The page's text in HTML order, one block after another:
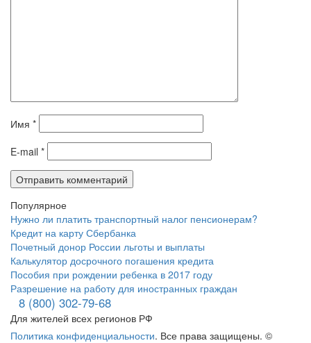
Имя *
E-mail *
Популярное
Нужно ли платить транспортный налог пенсионерам?
Кредит на карту Сбербанка
Почетный донор России льготы и выплаты
Калькулятор досрочного погашения кредита
Пособия при рождении ребенка в 2017 году
Разрешение на работу для иностранных граждан
8 (800) 302-79-68
Для жителей всех регионов РФ
Политика конфиденциальности. Все права защищены. ©